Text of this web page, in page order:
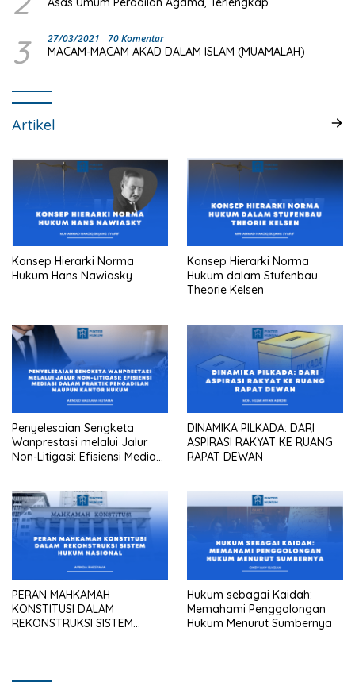
3 27/03/2021 70 Komentar
MACAM-MACAM AKAD DALAM ISLAM (MUAMALAH)
Artikel
Konsep Hierarki Norma
Hukum Hans Nawiasky
Konsep Hierarki Norma
Hukum dalam Stufenbau
Theorie Kelsen
Penyelesaian Sengketa
Wanprestasi melalui Jalur
Non-Litigasi: Efisiensi Mediasi
DINAMIKA PILKADA: DARI
ASPIRASI RAKYAT KE RUANG
RAPAT DEWAN
PERAN MAHKAMAH
KONSTITUSI DALAM
REKONSTRUKSI SISTEM
Hukum sebagai Kaidah:
Memahami Penggolongan
Hukum Menurut Sumbernya